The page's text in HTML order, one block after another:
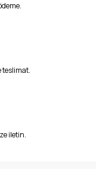
teslimat.
iletin.